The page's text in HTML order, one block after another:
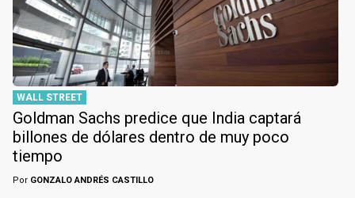
WALL STREET
Goldman Sachs predice que India captará
billones de dólares dentro de muy poco
tiempo
Por GONZALO ANDRÉS CASTILLO